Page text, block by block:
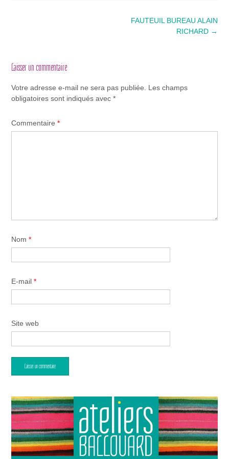
FAUTEUIL BUREAU ALAIN
RICHARD →
Laisser un commentaire
Votre adresse e-mail ne sera pas publiée. Les champs
obligatoires sont indiqués avec *
Commentaire *
Nom *
E-mail *
Site web